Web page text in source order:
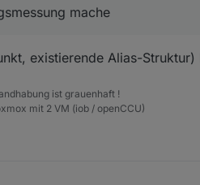
mache
existierende Alias-Struktur)
ist grauenhaft !
mit 2 VM (iob / openCCU)